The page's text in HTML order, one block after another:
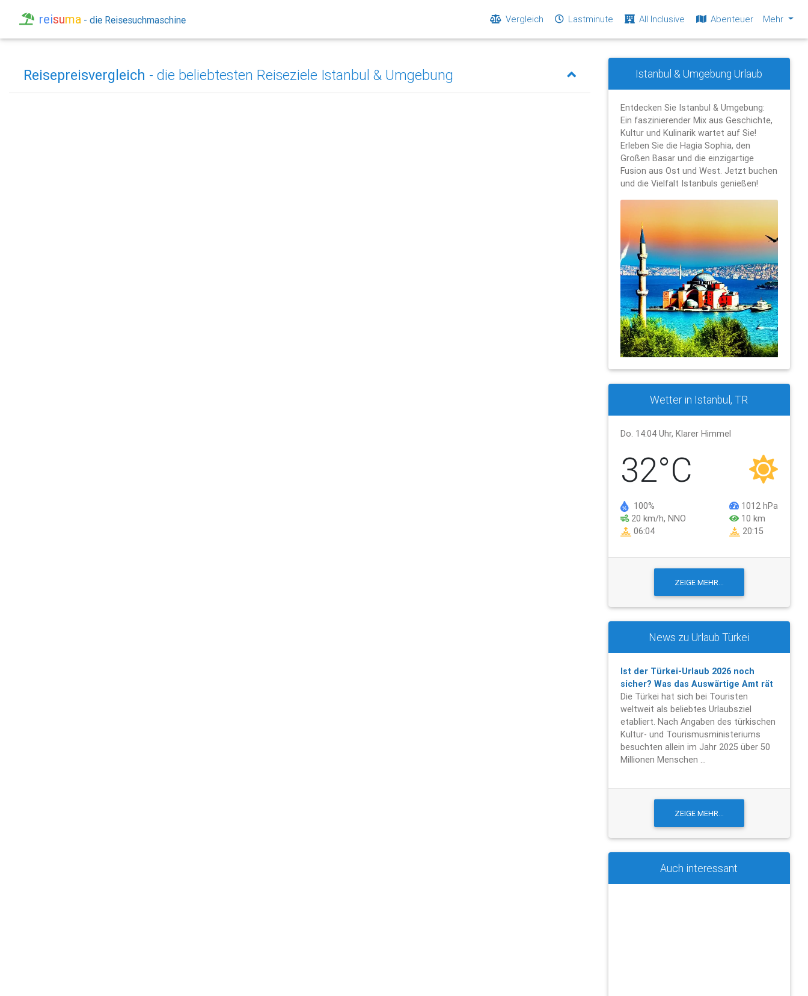
reisuma - die Reisesuchmaschine Vergleich Lastminute All Inclusive Abenteuer Mehr
Reisepreisvergleich - die beliebtesten Reiseziele Istanbul & Umgebung Istanbul & Umgebung Urlaub
Entdecken Sie Istanbul & Umgebung:
Ein faszinierender Mix aus Geschichte,
Kultur und Kulinarik wartet auf Sie!
Erleben Sie die Hagia Sophia, den
Großen Basar und die einzigartige
Fusion aus Ost und West. Jetzt buchen
und die Vielfalt Istanbuls genießen!
Wetter in Istanbul, TR
Do. 14:04 Uhr, Klarer Himmel
32°C
100%
20 km/h, NNO
06:04
1012 hPa
10 km
20:15
News zu Urlaub Türkei
Ist der Türkei-Urlaub 2026 noch
sicher? Was das Auswärtige Amt rät
Die Türkei hat sich bei Touristen
weltweit als beliebtes Urlaubsziel
etabliert. Nach Angaben des türkischen
Kultur- und Tourismusministeriums
besuchten allein im Jahr 2025 über 50
Millionen Menschen ...
Auch interessant